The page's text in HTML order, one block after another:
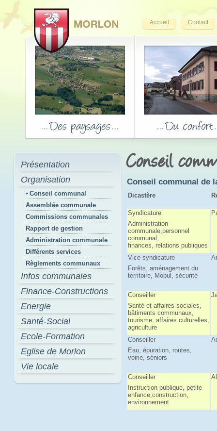
Accueil Contact
Présentation
Organisation
Conseil communal
Assemblée communale
Commissions communales
Rapport de gestion
Administration communale
Différents services
Règlements communaux
Infos communales
Finance-Constructions
Energie
Santé-Social
Ecole-Formation
Eglise de Morlon
Vie locale
Conseil
Conseil communal de
Dicastère
Syndicature
Administration
communale,personnel
communal,
finances, relations publiques
Vice-syndicature
Forêts, aménagement du
territoire, Mobul, sécurité
Conseiller
Santé et affaires sociales,
bâtiments communaux,
tourisme, affaires culturelles,
agriculture
Conseiller
Eau, épuration, routes,
voirie, séniors
Conseiller
Instruction publique, petite
enfance,construction,
environnement